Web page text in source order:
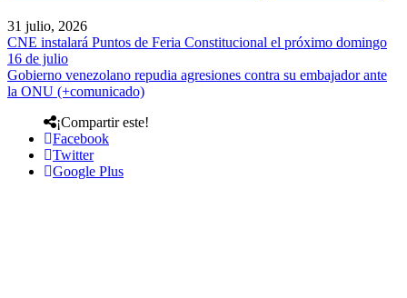
31 julio, 2026
CNE instalará Puntos de Feria Constitucional el próximo domingo
16 de julio
Gobierno venezolano repudia agresiones contra su embajador ante
la ONU (+comunicado)
¡Compartir este!
Facebook
Twitter
Google Plus